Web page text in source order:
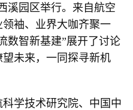
溪园区举行。来自航空
袖、业界大咖齐聚一
数智新基建”展开了讨论
未来，一同探寻新机
学技术研究院、中国中